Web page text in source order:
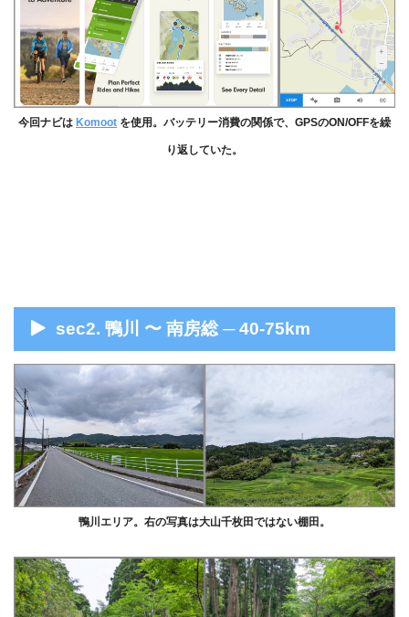
今回ナビは Komoot を使用。バッテリー消費の関係で、GPSのON/OFFを繰
り返していた。
sec2. 鴨川 〜 南房総 ─ 40-75km
鴨川エリア。右の写真は大山千枚田ではない棚田。